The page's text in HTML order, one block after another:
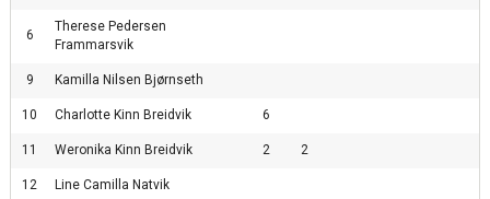
6
Therese Pedersen
Frammarsvik
9 Kamilla Nilsen Bjørnseth
10 Charlotte Kinn Breidvik 6
11 Weronika Kinn Breidvik 2 2
12 Line Camilla Natvik